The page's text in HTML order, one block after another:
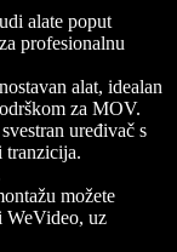
alate poput
profesionalnu
alat, idealan
za MOV.
uređivač s
tranzicija.
možete
WeVideo, uz